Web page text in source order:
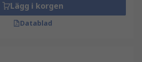
Lägg i korgen
Datablad